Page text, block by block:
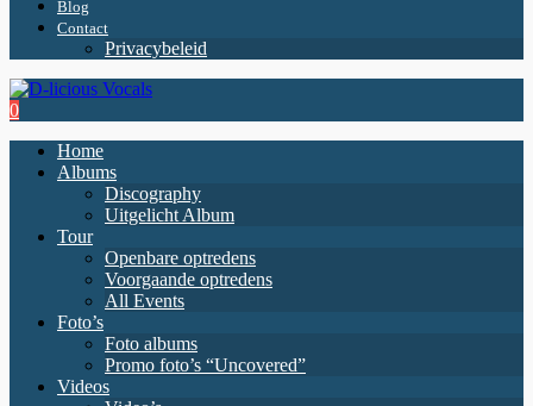
Blog
Contact
Privacybeleid
0
Home
Albums
Discography
Uitgelicht Album
Tour
Openbare optredens
Voorgaande optredens
All Events
Foto’s
Foto albums
Promo foto’s “Uncovered”
Videos